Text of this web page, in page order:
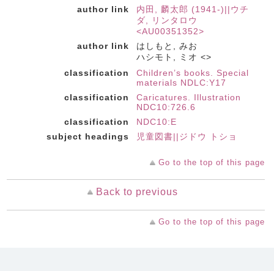
author link
内田, 麟太郎 (1941-)||ウチ
ダ, リンタロウ
<AU00351352>
author link
はしもと, みお
ハシモト, ミオ <>
classification
Children’s books. Special
materials NDLC:Y17
classification
Caricatures. Illustration
NDC10:726.6
classification
NDC10:E
subject headings
児童図書||ジドウ トショ
Go to the top of this page
Back to previous
Go to the top of this page